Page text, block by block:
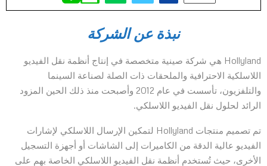
نبذة عن الشركة
Hollyland هي شركة صينية متخصصة في إنتاج أنظمة نقل الفيديو
اللاسلكية الاحترافية والملحقات ذات الصلة لصناعة السينما
والتلفزيون، تأسست في عام 2012 وأصبحت منذ ذلك الحين المزود
الرائد لحلول نقل الفيديو اللاسلكي.
تم تصميم منتجات Hollyland لتمكين الإرسال اللاسلكي لإشارات
الفيديو عالية الدقة من الكاميرات إلى الشاشات أو أجهزة التسجيل
الأخرى، حيث تُستخدم أنظمة نقل الفيديو اللاسلكي الخاصة بهم على